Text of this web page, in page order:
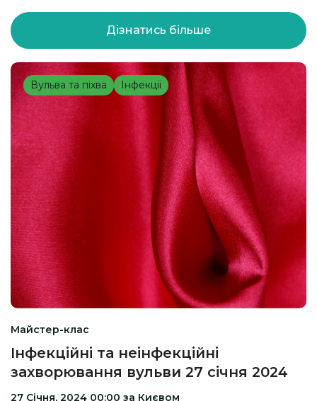
Дізнатись більше
Вульва та піхва Інфекції
Майстер-клас
Інфекційні та неінфекційні
захворювання вульви 27 січня 2024
27 Січня, 2024 00:00 за Києвом